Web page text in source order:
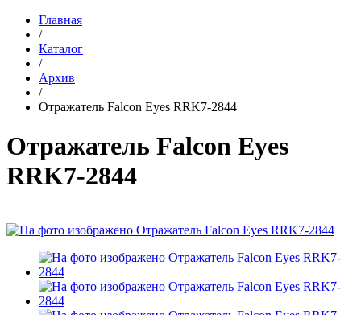
Главная
/
Каталог
/
Архив
/
Отражатель Falcon Eyes RRK7-2844
Отражатель Falcon Eyes
RRK7-2844